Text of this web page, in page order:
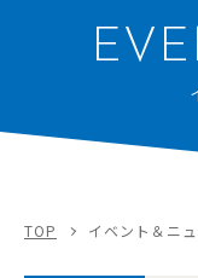
TOP イベント＆ニ